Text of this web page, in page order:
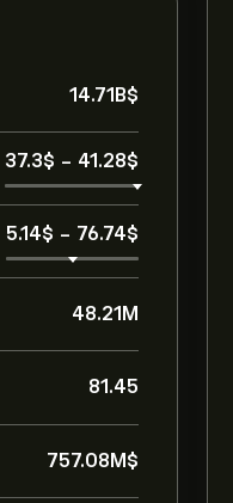
14.71B‎$‎
37.3‎$‎ - 41.28‎$‎
5.14‎$‎ - 76.74‎$‎
48.21M
81.45
757.08M‎$‎